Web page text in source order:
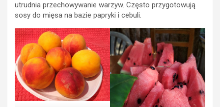
utrudnia przechowywanie warzyw. Często przygotowują
sosy do mięsa na bazie papryki i cebuli.